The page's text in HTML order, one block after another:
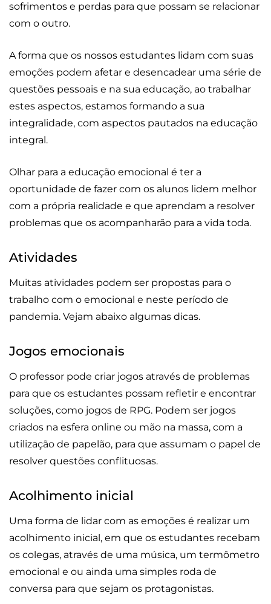
sofrimentos e perdas para que possam se relacionar
com o outro.
A forma que os nossos estudantes lidam com suas
emoções podem afetar e desencadear uma série de
questões pessoais e na sua educação, ao trabalhar
estes aspectos, estamos formando a sua
integralidade, com aspectos pautados na educação
integral.
Olhar para a educação emocional é ter a
oportunidade de fazer com os alunos lidem melhor
com a própria realidade e que aprendam a resolver
problemas que os acompanharão para a vida toda.
Atividades
Muitas atividades podem ser propostas para o
trabalho com o emocional e neste período de
pandemia. Vejam abaixo algumas dicas.
Jogos emocionais
O professor pode criar jogos através de problemas
para que os estudantes possam refletir e encontrar
soluções, como jogos de RPG. Podem ser jogos
criados na esfera online ou mão na massa, com a
utilização de papelão, para que assumam o papel de
resolver questões conflituosas.
Acolhimento inicial
Uma forma de lidar com as emoções é realizar um
acolhimento inicial, em que os estudantes recebam
os colegas, através de uma música, um termômetro
emocional e ou ainda uma simples roda de
conversa para que sejam os protagonistas.